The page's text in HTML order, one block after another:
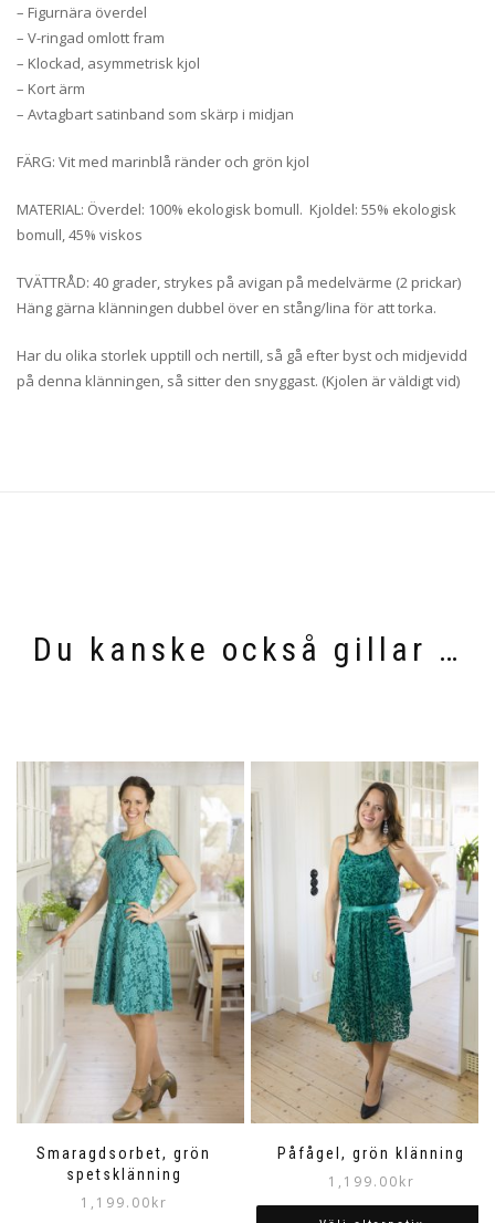
– Figurnära överdel
– V-ringad omlott fram
– Klockad, asymmetrisk kjol
– Kort ärm
– Avtagbart satinband som skärp i midjan
FÄRG: Vit med marinblå ränder och grön kjol
MATERIAL: Överdel: 100% ekologisk bomull. Kjoldel: 55% ekologisk
bomull, 45% viskos
TVÄTTRÅD: 40 grader, strykes på avigan på medelvärme (2 prickar)
Häng gärna klänningen dubbel över en stång/lina för att torka.
Har du olika storlek upptill och nertill, så gå efter byst och midjevidd
på denna klänningen, så sitter den snyggast. (Kjolen är väldigt vid)
Du kanske också gillar …
Smaragdsorbet, grön
spetsklänning
1,199.00kr
Påfågel, grön klänning
1,199.00kr